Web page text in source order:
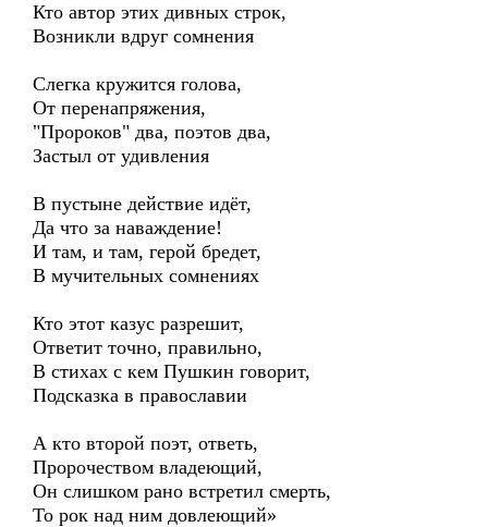
Кто автор этих дивных строк,
Возникли вдруг сомнения
Слегка кружится голова,
От перенапряжения,
"Пророков" два, поэтов два,
Застыл от удивления
В пустыне действие идёт,
Да что за наваждение!
И там, и там, герой бредет,
В мучительных сомнениях
Кто этот казус разрешит,
Ответит точно, правильно,
В стихах с кем Пушкин говорит,
Подсказка в православии
А кто второй поэт, ответь,
Пророчеством владеющий,
Он слишком рано встретил смерть,
То рок над ним довлеющий»